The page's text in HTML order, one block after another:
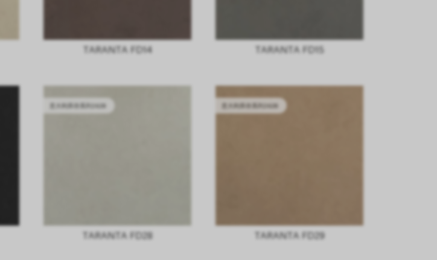
TARANTA FD14 TARANTA FD15
TARANTA FD28 TARANTA FD29